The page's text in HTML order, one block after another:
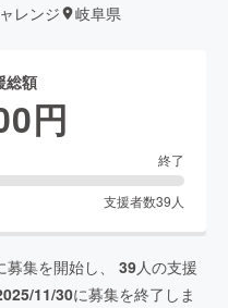
レンジ 岐阜県
総額
円
終了
支援者数39 人
募集を開始し、 39人の支援
11/30に募集を終了しま